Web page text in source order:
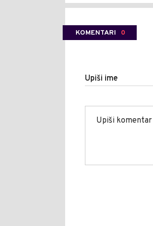
KOMENTARI 0
Upiši ime